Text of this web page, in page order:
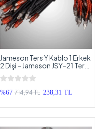
Jameson Ters Y Kablo 1 Erkek
2 Dişi – Jameson JSY-21 Ters
Çatal Kablo - 2 Adet
%67 714,94 TL 238,31 TL